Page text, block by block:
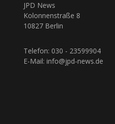
JPD News
Kolonnenstraße 8
10827 Berlin
Telefon: 030 - 23599904
E-Mail: info@jpd-news.de